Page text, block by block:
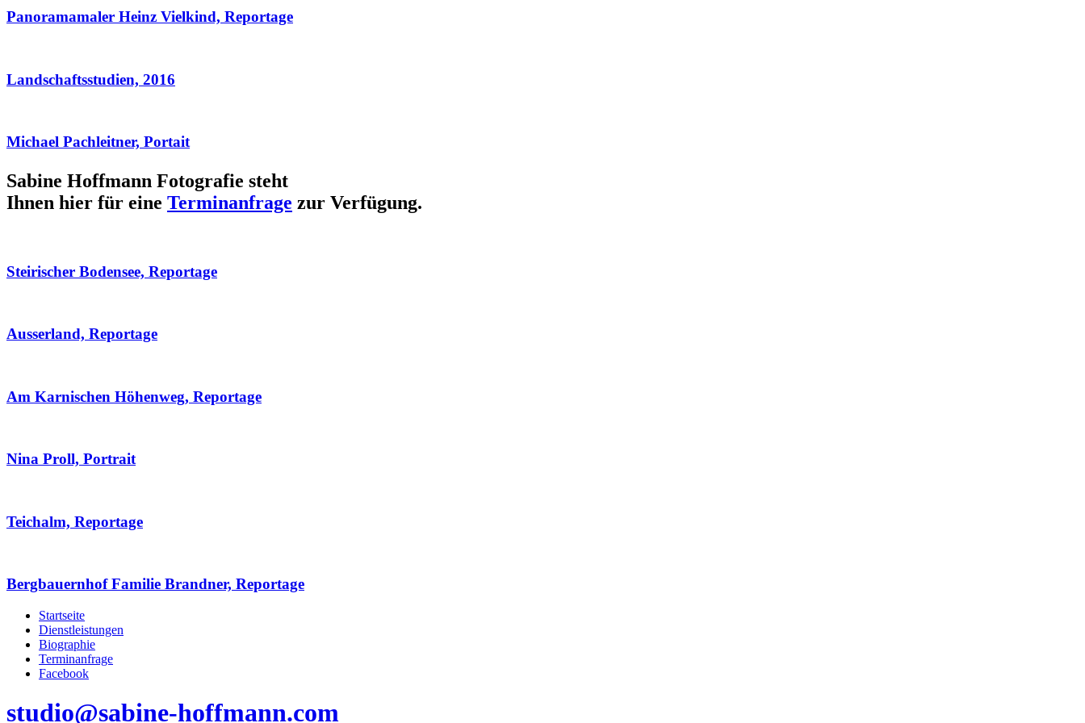
Panoramamaler Heinz Vielkind, Reportage
Landschaftsstudien, 2016
Michael Pachleitner, Portait
Sabine Hoffmann Fotografie steht
Ihnen hier für eine Terminanfrage zur Verfügung.
Steirischer Bodensee, Reportage
Ausserland, Reportage
Am Karnischen Höhenweg, Reportage
Nina Proll, Portrait
Teichalm, Reportage
Bergbauernhof Familie Brandner, Reportage
Startseite
Dienstleistungen
Biographie
Terminanfrage
Facebook
studio@sabine-hoffmann.com